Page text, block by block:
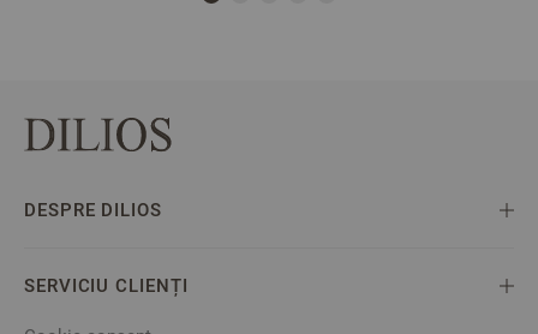
DESPRE DILIOS
SERVICIU CLIENȚI